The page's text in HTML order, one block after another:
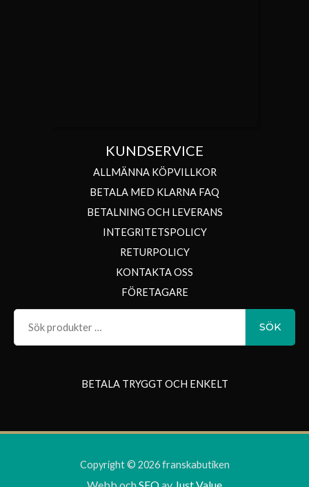
KUNDSERVICE
ALLMÄNNA KÖPVILLKOR
BETALA MED KLARNA FAQ
BETALNING OCH LEVERANS
INTEGRITETSPOLICY
RETURPOLICY
KONTAKTA OSS
FÖRETAGARE
SÖK
BETALA TRYGGT OCH ENKELT
Copyright © 2026 franskabutiken
Webb ochSEO av Just Value